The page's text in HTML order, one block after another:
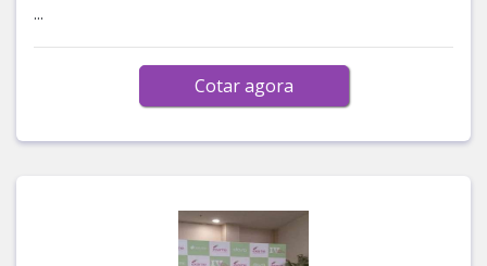
...
Cotar agora